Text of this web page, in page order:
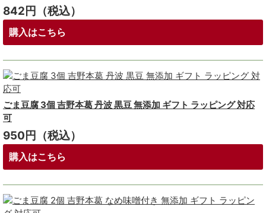
842円（税込）
購入はこちら
ごま豆腐 3個 吉野本葛 丹波 黒豆 無添加 ギフト ラッピング 対応
可
950円（税込）
購入はこちら